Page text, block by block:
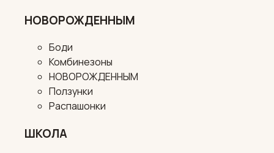
НОВОРОЖДЕННЫМ
Боди
Комбинезоны
НОВОРОЖДЕННЫМ
Ползунки
Распашонки
ШКОЛА